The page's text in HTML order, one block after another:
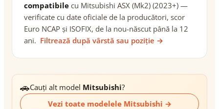
compatibile cu Mitsubishi ASX (Mk2) (2023+) —
verificate cu date oficiale de la producători, scor
Euro NCAP și ISOFIX, de la nou-născut până la 12
ani. Filtrează după vârstă sau poziție →
🚗Cauți alt model Mitsubishi?
Vezi toate modelele Mitsubishi →